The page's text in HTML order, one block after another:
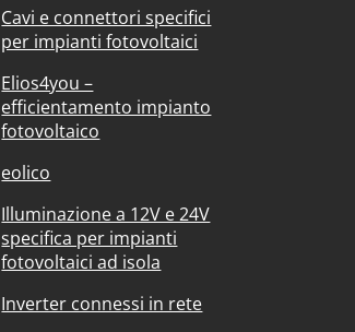
Cavi e connettori specifici
per impianti fotovoltaici
Elios4you –
efficientamento impianto
fotovoltaico
eolico
Illuminazione a 12V e 24V
specifica per impianti
fotovoltaici ad isola
Inverter connessi in rete